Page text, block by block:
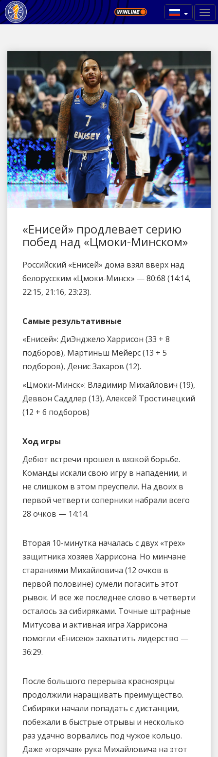
«Енисей» продлевает серию
побед над «Цмоки-Минском»
Российский «Енисей» дома взял вверх над
белорусским «Цмоки-Минск» — 80:68 (14:14,
22:15, 21:16, 23:23).
Самые результативные
«Енисей»: ДиЭнджело Харрисон (33 + 8
подборов), Мартиньш Мейерс (13 + 5
подборов), Денис Захаров (12).
«Цмоки-Минск»: Владимир Михайлович (19),
Деввон Саддлер (13), Алексей Тростинецкий
(12 + 6 подборов)
Ход игры
Дебют встречи прошел в вязкой борьбе.
Команды искали свою игру в нападении, и
не слишком в этом преуспели. На двоих в
первой четверти соперники набрали всего
28 очков — 14:14.
Вторая 10-минутка началась с двух «трех»
защитника хозяев Харрисона. Но минчане
стараниями Михайловича (12 очков в
первой половине) сумели погасить этот
рывок. И все же последнее слово в четверти
осталось за сибиряками. Точные штрафные
Митусова и активная игра Харрисона
помогли «Енисею» захватить лидерство —
36:29.
После большого перерыва красноярцы
продолжили наращивать преимущество.
Сибиряки начали попадать с дистанции,
побежали в быстрые отрывы и несколько
раз удачно ворвались под чужое кольцо.
Даже «горячая» рука Михайловича на этот